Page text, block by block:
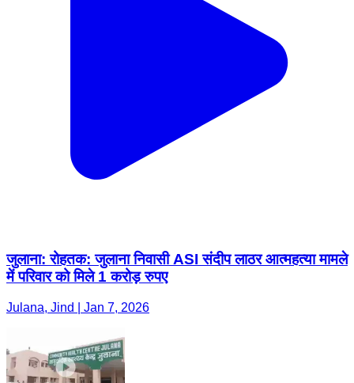
जुलाना: रोहतक: जुलाना निवासी ASI संदीप लाठर आत्महत्या मामले
में परिवार को मिले 1 करोड़ रुपए
Julana, Jind | Jan 7, 2026